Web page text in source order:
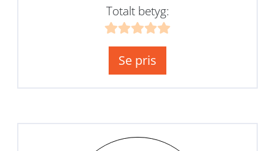
Totalt betyg:
Se pris